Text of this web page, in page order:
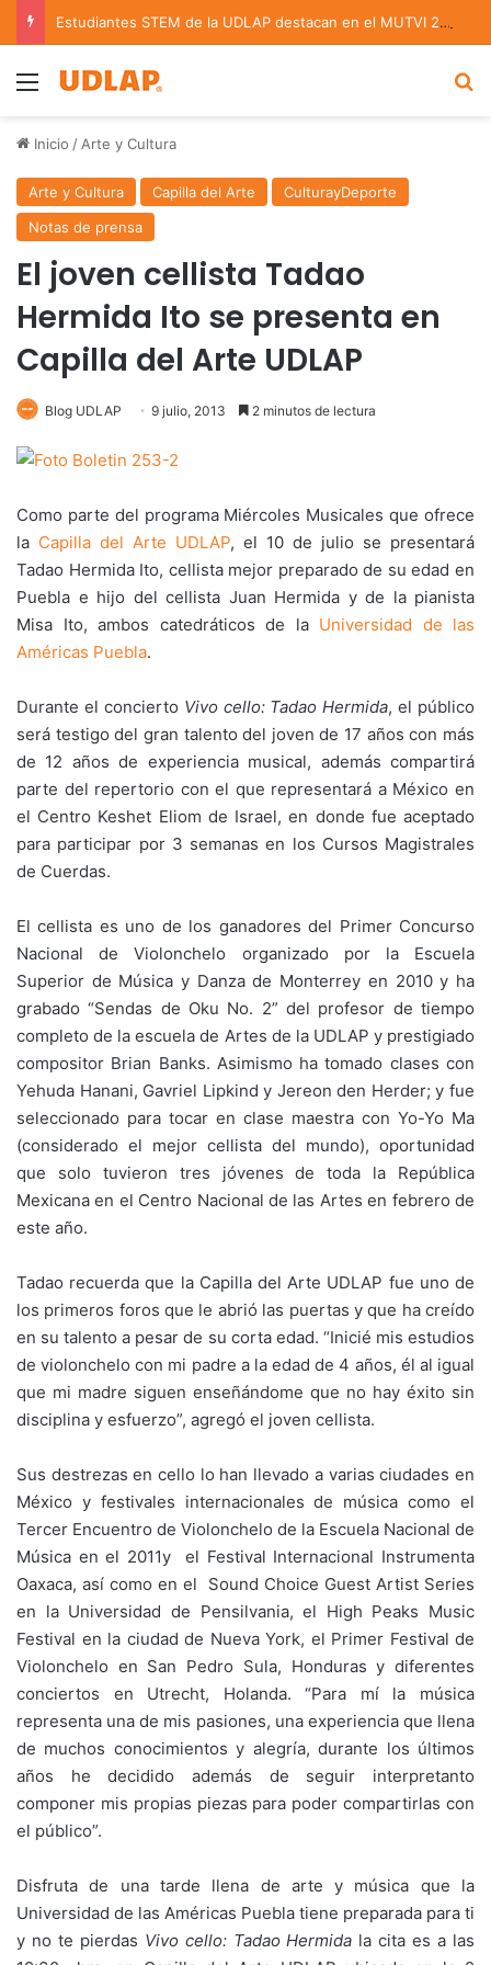
Estudiantes STEM de la UDLAP destacan en el MUTVI 2026
Menu
Inicio / Arte y Cultura
Arte y Cultura Capilla del Arte
CulturayDeporte
Notas de prensa
El joven cellista Tadao
Hermida Ito se presenta en
Capilla del Arte UDLAP
Blog UDLAP 9 julio, 2013 2 minutos de lectura
Como parte del programa Miércoles Musicales que ofrece
la Capilla del Arte UDLAP, el 10 de julio se presentará
Tadao Hermida Ito, cellista mejor preparado de su edad en
Puebla e hijo del cellista Juan Hermida y de la pianista
Misa Ito, ambos catedráticos de la Universidad de las
Américas Puebla.
Durante el concierto Vivo cello: Tadao Hermida, el público
será testigo del gran talento del joven de 17 años con más
de 12 años de experiencia musical, además compartirá
parte del repertorio con el que representará a México en
el Centro Keshet Eliom de Israel, en donde fue aceptado
para participar por 3 semanas en los Cursos Magistrales
de Cuerdas.
El cellista es uno de los ganadores del Primer Concurso
Nacional de Violonchelo organizado por la Escuela
Superior de Música y Danza de Monterrey en 2010 y ha
grabado “Sendas de Oku No. 2” del profesor de tiempo
completo de la escuela de Artes de la UDLAP y prestigiado
compositor Brian Banks. Asimismo ha tomado clases con
Yehuda Hanani, Gavriel Lipkind y Jereon den Herder; y fue
seleccionado para tocar en clase maestra con Yo-Yo Ma
(considerado el mejor cellista del mundo), oportunidad
que solo tuvieron tres jóvenes de toda la República
Mexicana en el Centro Nacional de las Artes en febrero de
este año.
Tadao recuerda que la Capilla del Arte UDLAP fue uno de
los primeros foros que le abrió las puertas y que ha creído
en su talento a pesar de su corta edad. “Inicié mis estudios
de violonchelo con mi padre a la edad de 4 años, él al igual
que mi madre siguen enseñándome que no hay éxito sin
disciplina y esfuerzo”, agregó el joven cellista.
Sus destrezas en cello lo han llevado a varias ciudades en
México y festivales internacionales de música como el
Tercer Encuentro de Violonchelo de la Escuela Nacional de
Música en el 2011y el Festival Internacional Instrumenta
Oaxaca, así como en el Sound Choice Guest Artist Series
en la Universidad de Pensilvania, el High Peaks Music
Festival en la ciudad de Nueva York, el Primer Festival de
Violonchelo en San Pedro Sula, Honduras y diferentes
conciertos en Utrecht, Holanda. “Para mí la música
representa una de mis pasiones, una experiencia que llena
de muchos conocimientos y alegría, durante los últimos
años he decidido además de seguir interpretanto
componer mis propias piezas para poder compartirlas con
el público”.
Disfruta de una tarde llena de arte y música que la
Universidad de las Américas Puebla tiene preparada para ti
y no te pierdas Vivo cello: Tadao Hermida la cita es a las